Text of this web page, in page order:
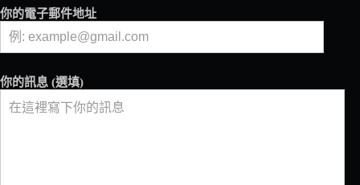
手
冊
MEASURE,AIM,TREAT
你的電子郵件地址
你的訊息 (選填)